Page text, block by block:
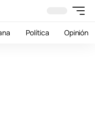
Política Opinión